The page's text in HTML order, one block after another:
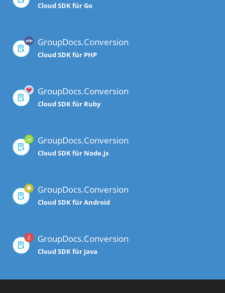
Cloud SDK für Go
GroupDocs.Conversion
Cloud SDK für PHP
GroupDocs.Conversion
Cloud SDK für Ruby
GroupDocs.Conversion
Cloud SDK für Node.js
GroupDocs.Conversion
Cloud SDK für Android
GroupDocs.Conversion
Cloud SDK für Java